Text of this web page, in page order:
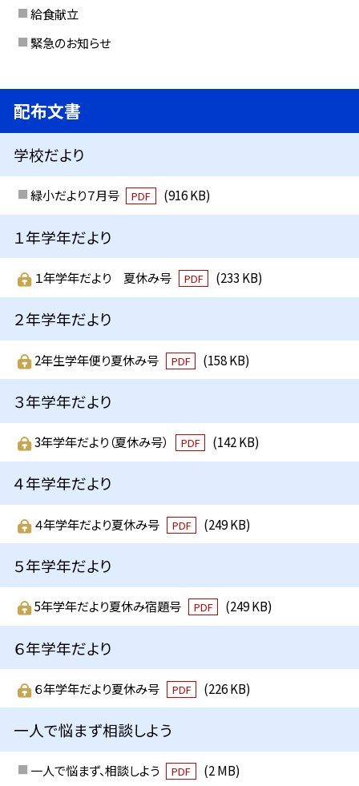
給食献立
緊急のお知らせ
配布文書
学校だより
緑小だより７月号 PDF (916 KB)
１年学年だより
１年学年だより 夏休み号 PDF (233 KB)
２年学年だより
2年生学年便り夏休み号 PDF (158 KB)
３年学年だより
3年学年だより（夏休み号） PDF (142 KB)
４年学年だより
４年学年だより夏休み号 PDF (249 KB)
５年学年だより
5年学年だより夏休み宿題号 PDF (249 KB)
６年学年だより
６年学年だより夏休み号 PDF (226 KB)
一人で悩まず相談しよう
一人で悩まず、相談しよう PDF
(2 MB)